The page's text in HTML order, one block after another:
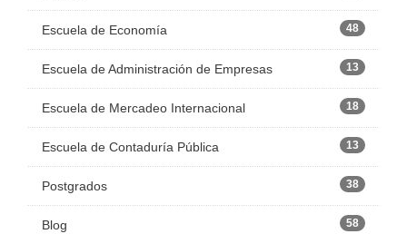
Escuela de Economía 48
Escuela de Administración de Empresas 13
Escuela de Mercadeo Internacional 18
Escuela de Contaduría Pública 13
Postgrados 38
Blog 58